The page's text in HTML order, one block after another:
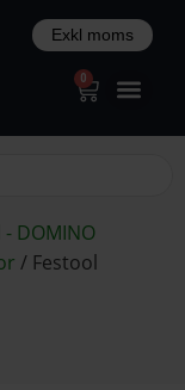
0
DOMINO
/ Festool